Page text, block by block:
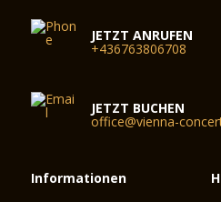
JETZT ANRUFEN
+436763806708
JETZT BUCHEN
office@vienna-
Informationen